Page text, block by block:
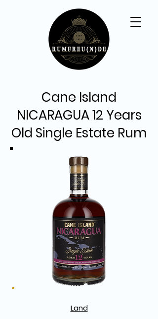
Cane Island
NICARAGUA 12 Years
Old Single Estate Rum
Land